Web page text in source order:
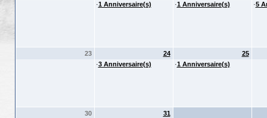
·1 Anniversaire(s)
·1 Anniversaire(s) ·5
23
24
·3 Anniversaire(s)
25
·1 Anniversaire(s)
30
31